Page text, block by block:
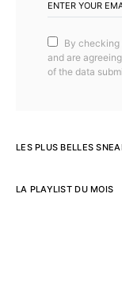
By checking
and are
of the data
LES PLUS BELLES
LA PLAYLIST DU MOIS